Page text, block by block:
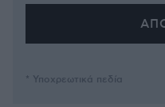
* Υποχρεωτικά πεδία